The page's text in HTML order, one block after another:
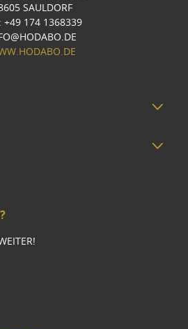
SAULDORF
+49 174 1368339